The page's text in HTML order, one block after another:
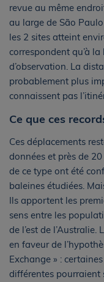
revue au même
au large de São
les 2 sites atteint
correspondent qu’à
d’observation. La
probablement plus
connaissent pas
Ce que ces
Ces déplacements
données et près de
de ce type ont été
baleines étudiées.
Ils apportent les
sens entre les
de l’est de
en faveur de
Exchange » :
différentes pourraient